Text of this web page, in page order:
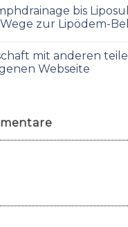
bis
zur Lipödem-
mit anderen
Webseite